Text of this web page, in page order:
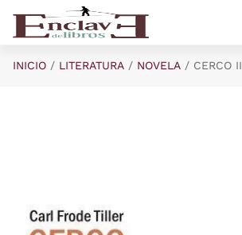
Saltar al contenido principal
INICIO LITERATURA NOVELA CERCO II